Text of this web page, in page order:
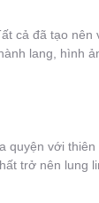
cả đã tạo
lang, hình
với
trở nên